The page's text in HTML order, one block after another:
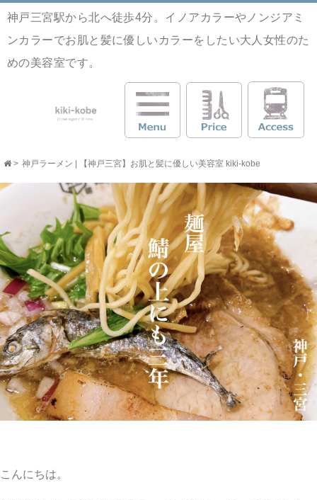
神戸三宮駅から北へ徒歩4分。イノアカラーやノンジアミ
ンカラーでお肌と髪に優しいカラーをしたい大人女性のた
めの美容室です。
> 神戸ラーメン | 【神戸三宮】お肌と髪に優しい美容室 kiki-kobe
こんにちは。